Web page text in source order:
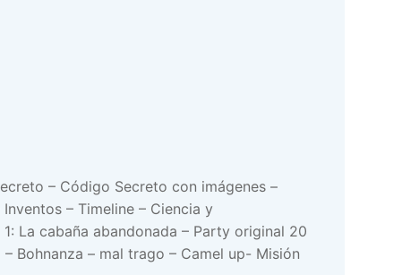
– Código Secreto con imágenes –
Inventos – Timeline – Ciencia y
La cabaña abandonada – Party original 20
Bohnanza – mal trago – Camel up- Misión